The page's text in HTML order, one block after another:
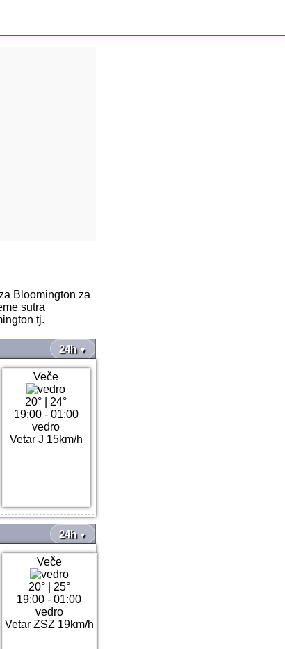
Bloomington za
sutra
tj.
24h ▼
Veče
20°
24°
19:00 - 01:00
vedro
Vetar J 15km/h
24h ▼
Veče
20°| 25°
19:00 - 01:00
vedro
Vetar ZSZ 19km/h